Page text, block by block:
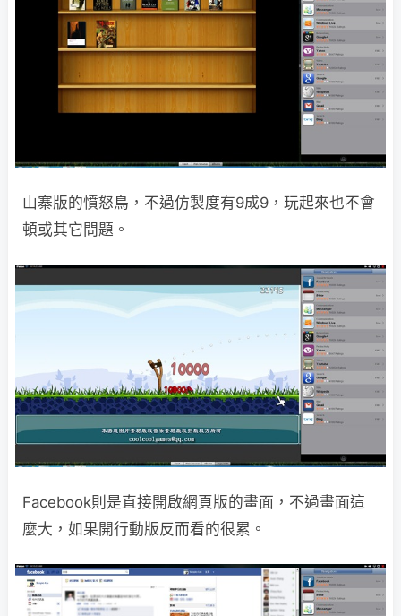
山寨版的憤怒鳥，不過仿製度有9成9，玩起來也不會
頓或其它問題。
Facebook則是直接開啟網頁版的畫面，不過畫面這
麼大，如果開行動版反而看的很累。